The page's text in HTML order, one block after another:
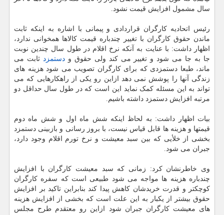
سال مشمول افزایش قیمت نشود.
رئیس اتحادیه کارگران قراردادی و پیمانی با اشاره به اینکه ثابت
ماندن حقوق کارگران با تغییر چندباره قیمت کالاها همخوانی ندارد،
اظهار داشت: با عنایت به آنکه نرخ اقلام در طول سال چندین نوبت
جا به جا می شود و تغییر می کند ولی حقوق ودستمزد ثابت می
ماند، طبعا دستمزدی که برای کارگران تصویب می شود هزینه های
زندگی آنها را پوشش نمی دهد ازاین رو یکی از راهکارهایی که می
تواند به این مسئله کمک نماید این است که در طول سال حداقل دو
مرتبه افزایش دستمزد داشته باشیم.
بیات اظهار داشت: به لحاظ اینکه شش ماه اول و شش ماه دوم
قیمتها و هزینه ها قابل قیاس نیست، با بروز رسانی و بازبینی دستمزد
بخشی از خلأیی که بین سبد معیشت و نرخ تورم اقلام وجود دارد،
جبران می شود.
وی خاطرنشان کرد: زمانی که سبد معیشت کارگران با افزایش
چندباره هزینه ها مواجه می شود طبیعی است که سفره کارگران
کوچکتر و قدرت خریدشان کاهش پیدا کند بنابراین تاکید بر افزایش
حقوق بیشتر از یکبار به این علت است که بخشی از افزایش هزینه
های معیشت کارگران جبران شود ازاین رو معتقدم طرح مجلس